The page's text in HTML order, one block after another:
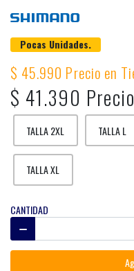
Pocas Unidades.
$ 45.990 Precio en
$ 41.390
TALLA 2XL TALLA L
TALLA XL
CANTIDAD